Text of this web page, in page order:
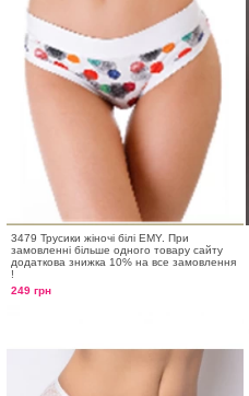
3479 Трусики жіночі білі EMY. При
замовленні більше одного товару сайту
додаткова знижка 10% на все замовлення
!
249 грн